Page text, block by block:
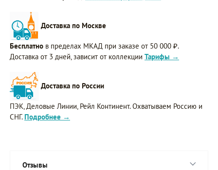
Доставка по Москве
Бесплатно в пределах МКАД при заказе от 50 000 ₽.
Доставка от 3 дней, зависит от коллекции Тарифы →
Доставка по России
ПЭК, Деловые Линии, Рейл Континент. Охватываем Россию и
СНГ. Подробнее →
Отзывы